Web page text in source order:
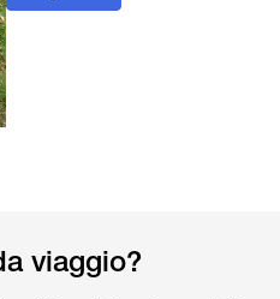
viaggio?